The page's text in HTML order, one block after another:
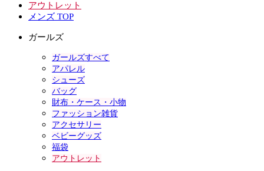
アウトレット
メンズ TOP
ガールズ
ガールズすべて
アパレル
シューズ
バッグ
財布・ケース・小物
ファッション雑貨
アクセサリー
ベビーグッズ
福袋
アウトレット